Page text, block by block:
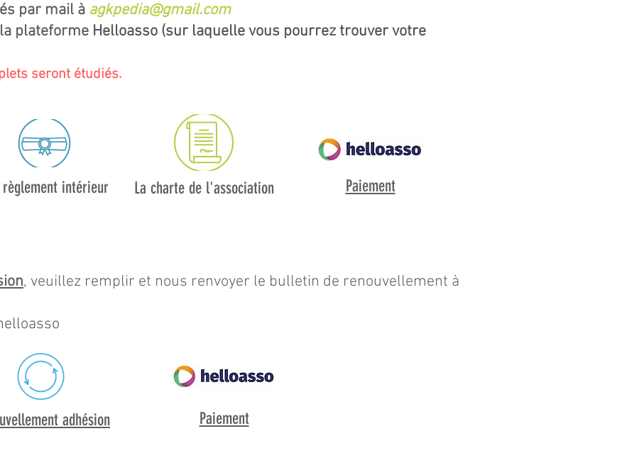
par mail à agkpedia@gmail.com
plateforme Helloasso (sur laquelle vous pourrez trouver votre
seront étudiés.
La charte de l'association
règlement intérieur Paiement
, veuillez remplir et nous renvoyer le bulletin de renouvellement à
adhésion Paiement